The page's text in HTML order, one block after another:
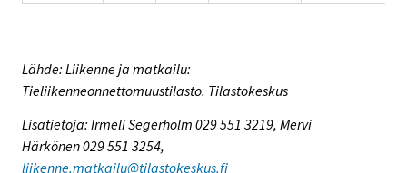
Lähde: Liikenne ja matkailu:
Tieliikenneonnettomuustilasto. Tilastokeskus
Lisätietoja: Irmeli Segerholm 029 551 3219, Mervi
Härkönen 029 551 3254,
liikenne.matkailu@tilastokeskus.fi